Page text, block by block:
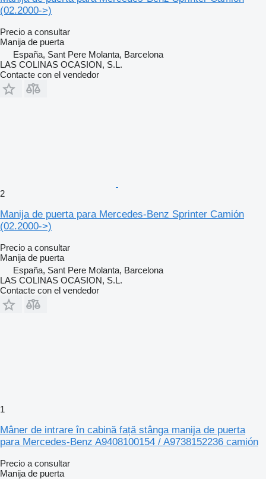
(02.2000->)
Precio a consultar
Manija de puerta
España, Sant Pere Molanta, Barcelona
LAS COLINAS OCASION, S.L.
Contacte con el vendedor
2
Manija de puerta para Mercedes-Benz Sprinter Camión
(02.2000->)
Precio a consultar
Manija de puerta
España, Sant Pere Molanta, Barcelona
LAS COLINAS OCASION, S.L.
Contacte con el vendedor
1
Mâner de intrare în cabină față stânga manija de puerta
para Mercedes-Benz A9408100154 / A9738152236 camión
Precio a consultar
Manija de puerta